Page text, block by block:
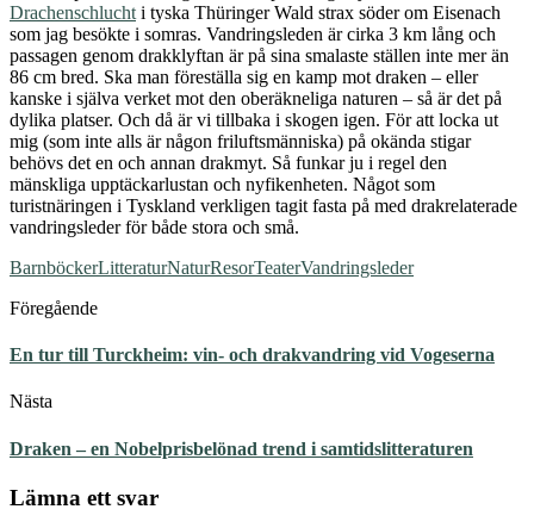
Drachenschlucht i tyska Thüringer Wald strax söder om Eisenach
som jag besökte i somras. Vandringsleden är cirka 3 km lång och
passagen genom drakklyftan är på sina smalaste ställen inte mer än
86 cm bred. Ska man föreställa sig en kamp mot draken – eller
kanske i själva verket mot den oberäkneliga naturen – så är det på
dylika platser. Och då är vi tillbaka i skogen igen. För att locka ut
mig (som inte alls är någon friluftsmänniska) på okända stigar
behövs det en och annan drakmyt. Så funkar ju i regel den
mänskliga upptäckarlustan och nyfikenheten. Något som
turistnäringen i Tyskland verkligen tagit fasta på med drakrelaterade
vandringsleder för både stora och små.
BarnböckerLitteraturNaturResorTeaterVandringsleder
Föregående
En tur till Turckheim: vin- och drakvandring vid Vogeserna
Nästa
Draken – en Nobelprisbelönad trend i samtidslitteraturen
Lämna ett svar